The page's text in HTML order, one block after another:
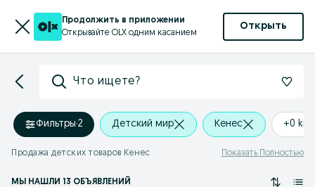
Продолжить в приложении
Открывайте OLX одним касанием
Открыть
Что ищете?
Фильтры·2 Детский мир Кенес +0 km
Продажа детских товаров Кенес Показать Полностью
МЫ НАШЛИ 13 ОБЪЯВЛЕНИЙ